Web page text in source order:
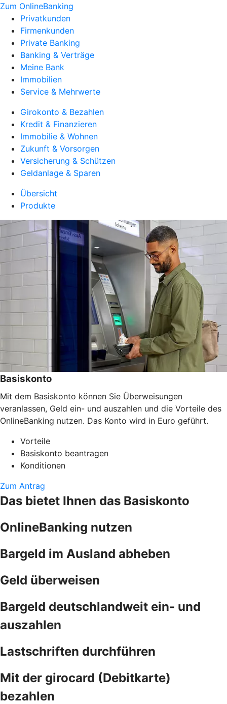
Zum OnlineBanking
Privatkunden
Firmenkunden
Private Banking
Banking & Verträge
Meine Bank
Immobilien
Service & Mehrwerte
Girokonto & Bezahlen
Kredit & Finanzieren
Immobilie & Wohnen
Zukunft & Vorsorgen
Versicherung & Schützen
Geldanlage & Sparen
Übersicht
Produkte
Basiskonto
Mit dem Basiskonto können Sie Überweisungen
veranlassen, Geld ein- und auszahlen und die Vorteile des
OnlineBanking nutzen. Das Konto wird in Euro geführt.
Vorteile
Basiskonto beantragen
Konditionen
Zum Antrag
Das bietet Ihnen das Basiskonto
OnlineBanking nutzen
Bargeld im Ausland abheben
Geld überweisen
Bargeld deutschlandweit ein- und
auszahlen
Lastschriften durchführen
Mit der girocard (Debitkarte)
bezahlen